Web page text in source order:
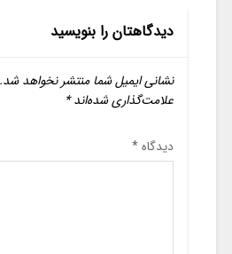
دیدگاهتان را بنویسید
نشانی ایمیل شما منتشر نخواهد شد.
علامت‌گذاری شده‌اند*
دیدگاه*